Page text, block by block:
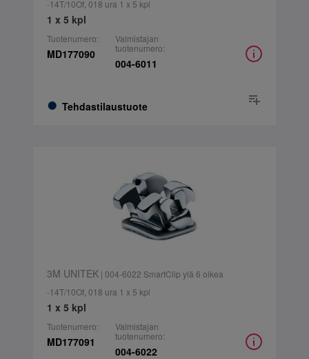
-14T/10Of, 018 ura 1 x 5 kpl
1 x 5 kpl
Tuotenumero:
MD177090
Tehdastilaustuote
Valmistajan
tuotenumero:
004-6011
3M UNITEK| 004-6022 SmartClip ylä 6 oikea
-14T/10Of, 018 ura 1 x 5 kpl
1 x 5 kpl
Tuotenumero:
MD177091
Valmistajan
tuotenumero:
004-6022